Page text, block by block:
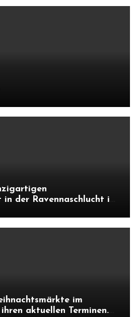
der Ravennaschlucht im
im
aktuellen Terminen.